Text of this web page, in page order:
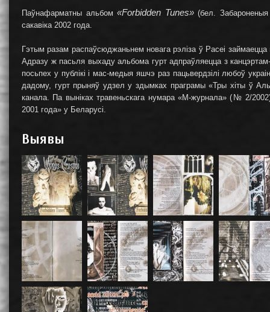
Паўнафарматны альбом«Forbidden Tunes»(бел.
сакавіка 2002 года.
Гэтым разам распаўсюджаньнем новага рэліза ў Расеі
Адразу ж пасьля выхаду альбома гурт адпраўляецца з
посьпех у публікі і мас-медыя яшчэ раз пацьвердзілі любоў
дадому, гурт прыняў удзел у здымках праграмы «Тры хіты ў
канала. Па выніках травеньскага нумара «М-журнала» (№ 2/
2001 года» у Беларусі.
Выявы